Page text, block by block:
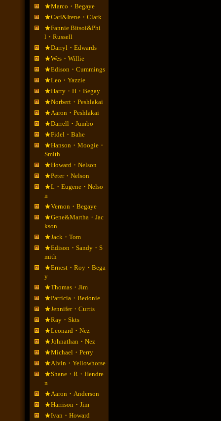
★Marco・Begaye
★Carl&Irene・Clark
★Fannie Bitsoi&Phi
l・Russell
★Darryl・Edwards
★Wes・Willie
★Edison・Cummings
★Leo・Yazzie
★Harry・H・Begay
★Norbert・Peshlakai
★Aaron・Peshlakai
★Darrell・Jumbo
★Fidel・Bahe
★Hanson・Moogie・
Smith
★Howard・Nelson
★Peter・Nelson
★L・Eugene・Nelso
n
★Vernon・Begaye
★Gene&Martha・Jac
kson
★Jack・Tom
★Edison・Sandy・S
mith
★Ernest・Roy・Bega
y
★Thomas・Jim
★Patricia・Bedonie
★Jennifer・Curtis
★Ray・Skts
★Leonard・Nez
★Johnathan・Nez
★Michael・Perry
★Alvin・Yellowhorse
★Shane・R・Hendre
n
★Aaron・Anderson
★Harrison・Jim
★Ivan・Howard